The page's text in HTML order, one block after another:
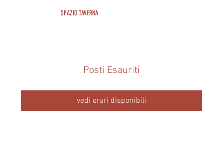
SPAZIO TAVERNA
Posti Esauriti
vedi orari disponibili